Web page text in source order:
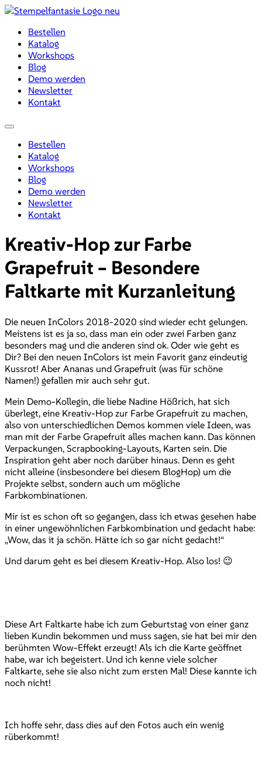
Zum
wechselnBestellen
Katalog
Workshops
Blog
Demo werden
Newsletter
Kontakt
Menü
Bestellen
Katalog
Workshops
Blog
Demo werden
Newsletter
Kontakt
Kreativ-Hop zur Farbe
Grapefruit – Besondere
Faltkarte mit Kurzanleitung
Die neuen InColors 2018-2020 sind wieder echt gelungen.
Meistens ist es ja so, dass man ein oder zwei Farben ganz
besonders mag und die anderen sind ok. Oder wie geht es
Dir? Bei den neuen InColors ist mein Favorit ganz eindeutig
Kussrot! Aber Ananas und Grapefruit (was für schöne
Namen!) gefallen mir auch sehr gut.
Mein Demo-Kollegin, die liebe Nadine Hößrich, hat sich
überlegt, eine Kreativ-Hop zur Farbe Grapefruit zu machen,
also von unterschiedlichen Demos kommen viele Ideen, was
man mit der Farbe Grapefruit alles machen kann. Das können
Verpackungen, Scrapbooking-Layouts, Karten sein. Die
Inspiration geht aber noch darüber hinaus. Denn es geht
nicht alleine (insbesondere bei diesem BlogHop) um die
Projekte selbst, sondern auch um mögliche
Farbkombinationen.
Mir ist es schon oft so gegangen, dass ich etwas gesehen habe
in einer ungewöhnlichen Farbkombination und gedacht habe:
„Wow, das it ja schön. Hätte ich so gar nicht gedacht!“
Und darum geht es bei diesem Kreativ-Hop. Also los! 😉
Diese Art Faltkarte habe ich zum Geburtstag von einer ganz
lieben Kundin bekommen und muss sagen, sie hat bei mir den
berühmten Wow-Effekt erzeugt! Als ich die Karte geöffnet
habe, war ich begeistert. Und ich kenne viele solcher
Faltkarte, sehe sie also nicht zum ersten Mal! Diese kannte ich
noch nicht!
Ich hoffe sehr, dass dies auf den Fotos auch ein wenig
rüberkommt!